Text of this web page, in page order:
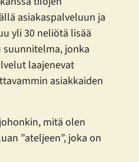
asiakaspalveluun ja
yli 30 neliötä lisää
jonka
laajenevat
asiakkaiden
mitä olen
”ateljeen”, joka on